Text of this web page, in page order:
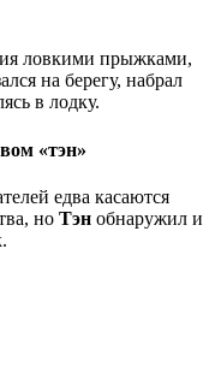
ловкими прыжками,
на берегу, набрал
в лодку.
«тэн»
едва касаются
но Тэн обнаружил и